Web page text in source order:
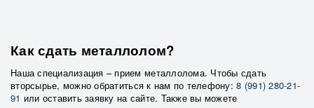
Как сдать металлолом?
Наша специализация – прием металлолома. Чтобы сдать
вторсырье, можно обратиться к нам по телефону:8 (991) 280-21-
91 или оставить заявку на сайте. Также вы можете